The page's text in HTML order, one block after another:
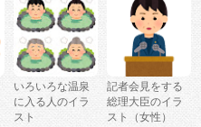
いろいろな温泉
に入る人のイラ
スト
記者会見をする
総理大臣のイラ
スト（女性）